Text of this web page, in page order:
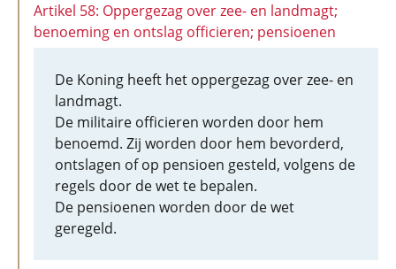
Artikel 58: Oppergezag over zee- en landmagt;
benoeming en ontslag officieren; pensioenen
De Koning heeft het oppergezag over zee- en
landmagt.
De militaire officieren worden door hem
benoemd. Zij worden door hem bevorderd,
ontslagen of op pensioen gesteld, volgens de
regels door de wet te bepalen.
De pensioenen worden door de wet
geregeld.